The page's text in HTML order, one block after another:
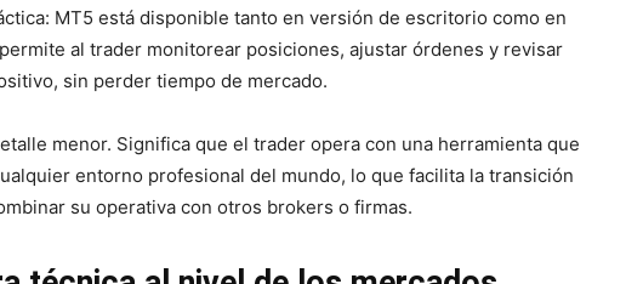
MT5 está disponible tanto en versión de escritorio como en
al trader monitorear posiciones, ajustar órdenes y revisar
sin perder tiempo de mercado.
menor. Significa que el trader opera con una herramienta que
entorno profesional del mundo, lo que facilita la transición
su operativa con otros brokers o firmas.